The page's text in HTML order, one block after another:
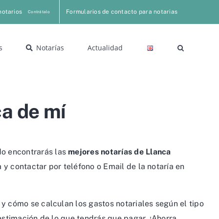
Contrátalo Formularios de contacto para notarias
Notarías Actualidad
de mí
encontrarás las mejores notarías de Llanca
y contactar por teléfono o Email de la notaría en
cómo se calculan los gastos notariales según el tipo